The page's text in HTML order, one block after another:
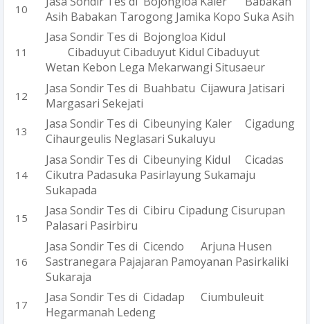
Asih Babakan Tarogong Jamika Kopo Suka Asih
Jasa Sondir Tes di Bojongloa Kidul
Cibaduyut Cibaduyut Kidul Cibaduyut
Wetan Kebon Lega Mekarwangi Situsaeur
Jasa Sondir Tes di Buahbatu Cijawura Jatisari
Margasari Sekejati
Jasa Sondir Tes di Cibeunying Kaler
Cigadung
Cihaurgeulis Neglasari Sukaluyu
Jasa Sondir Tes di Cibeunying Kidul
Cicadas
Cikutra Padasuka Pasirlayung Sukamaju
Sukapada
Jasa Sondir Tes di Cibiru Cipadung Cisurupan
Palasari Pasirbiru
Jasa Sondir Tes di Cicendo
Arjuna Husen
Sastranegara Pajajaran Pamoyanan Pasirkaliki
Sukaraja
Jasa Sondir Tes di Cidadap
Ciumbuleuit
Hegarmanah Ledeng